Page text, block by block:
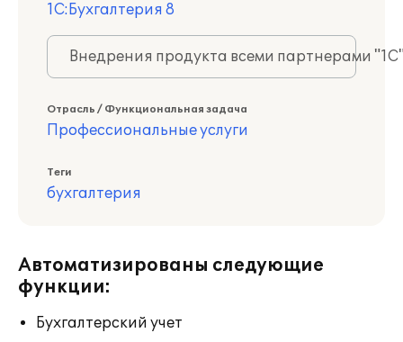
1С:Бухгалтерия 8
Внедрения продукта всеми партнерами
Отрасль / Функциональная задача
Профессиональные услуги
Теги
бухгалтерия
Автоматизированы следующие
функции:
Бухгалтерский учет